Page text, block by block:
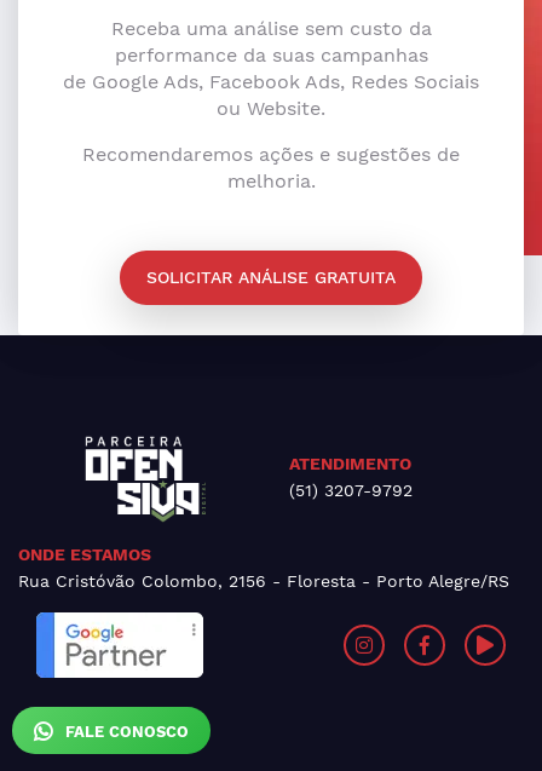
FALE CONOSCO
Receba uma análise sem custo da
performance da suas campanhas
de Google Ads, Facebook Ads, Redes Sociais
ou Website.
Recomendaremos ações e sugestões de
melhoria.
SOLICITAR ANÁLISE GRATUITA
ATENDIMENTO
(51) 3207-9792
ONDE ESTAMOS
Rua Cristóvão Colombo, 2156 - Floresta - Porto Alegre/RS